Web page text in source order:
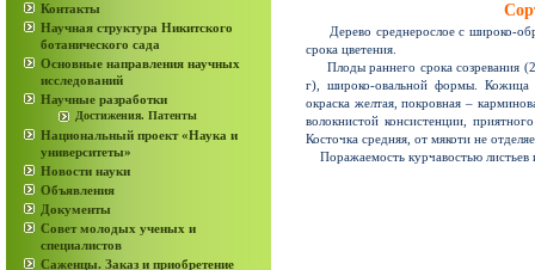
Контакты
Научная структура Никитского
ботанического сада
Основные направления научных
исследований
Научные разработки
Достижения. Патенты
Национальный проект «Наука и
университеты»
Новости науки
Объявления
Документы
Совет молодых ученых и
специалистов
Саженцы. Заказ и приобретение
Дерево среднерослое с широко-
срока цветения.
Плоды раннего срока созревания
г), широко-овальной формы.
окраска желтая, покровная –
волокнистой консистенции,
Косточка средняя, от мякоти не
Поражаемость курчавостью листьев